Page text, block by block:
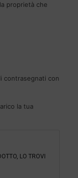
proprietà che
contrasegnati con
la tua
LO TROVI